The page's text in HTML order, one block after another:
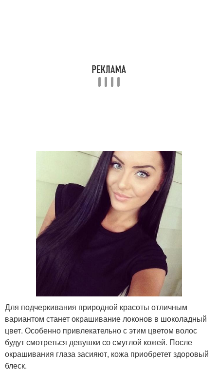
Для подчеркивания природной красоты отличным
вариантом станет окрашивание локонов в шоколадный
цвет. Особенно привлекательно с этим цветом волос
будут смотреться девушки со смуглой кожей. После
окрашивания глаза засияют, кожа приобретет здоровый
блеск.